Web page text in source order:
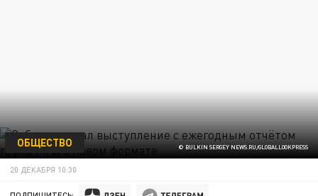
© BULKIN SERGEY NEWS.RU/GLOBALLOOKPRESS
ОБЩЕСТВО
20 ДЕКАБРЯ 10:30